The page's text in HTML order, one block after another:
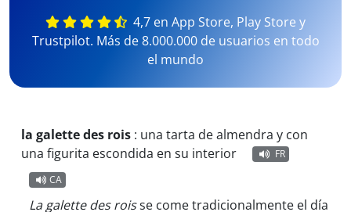
4,7 en App Store, Play Store y
Trustpilot. Más de 8.000.000 de usuarios en todo
el mundo
la galette des rois : una tarta de almendra y con
una figurita escondida en su interior
FR
CA
La galette des roisse come tradicionalmente el día